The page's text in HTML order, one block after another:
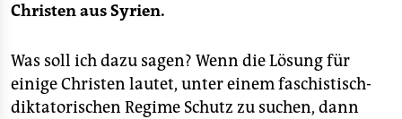
Christen aus Syrien.
Was soll ich dazu sagen? Wenn die Lösung für
einige Christen lautet, unter einem faschistisch-
diktatorischen Regime Schutz zu suchen, dann